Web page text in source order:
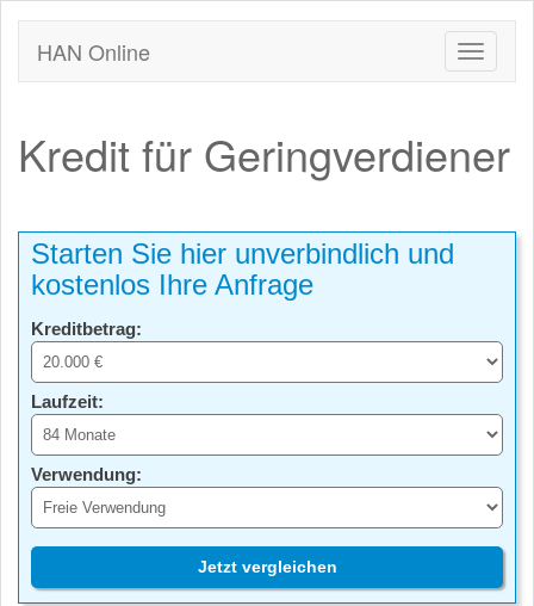
HAN Online
Kredit für Geringverdiener
Starten Sie hier unverbindlich und
kostenlos Ihre Anfrage
Kreditbetrag:
Laufzeit:
Verwendung:
Jetzt vergleichen